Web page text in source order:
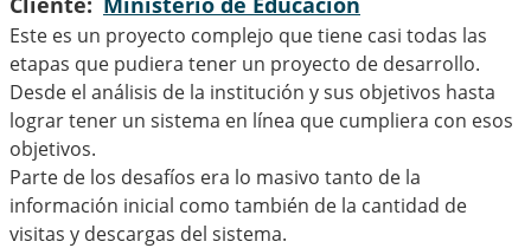
Este es un proyecto complejo que tiene casi todas las
etapas que pudiera tener un proyecto de desarrollo.
Desde el análisis de la institución y sus objetivos hasta
lograr tener un sistema en línea que cumpliera con esos
objetivos.
Parte de los desafíos era lo masivo tanto de la
información inicial como también de la cantidad de
visitas y descargas del sistema.